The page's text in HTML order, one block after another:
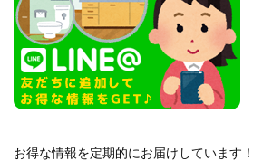
お得な情報を定期的にお届けしています！